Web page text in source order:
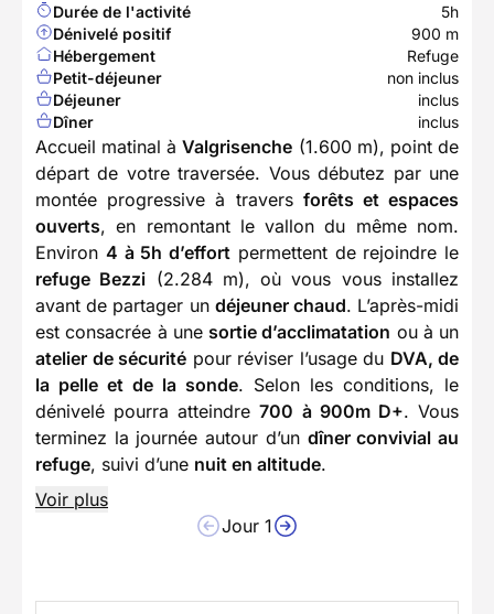
Durée de l'activité
5h
Dénivelé positif
900 m
Hébergement
Refuge
Petit-déjeuner
non inclus
Déjeuner
inclus
Dîner
inclus
Accueil matinal àValgrisenche (1.600 m), point de
départ de votre traversée. Vous débutez par une
montée progressive à travers forêts et espaces
ouverts, en remontant le vallon du même nom.
Environ 4 à 5h d’effort permettent de rejoindre le
refuge Bezzi (2.284 m), où vous vous installez
avant de partager un déjeuner chaud. L’après-midi
est consacrée à une sortie d’acclimatation ou à un
atelier de sécurité pour réviser l’usage du DVA, de
la pelle et de la sonde. Selon les conditions, le
dénivelé pourra atteindre700 à 900m D+. Vous
terminez la journée autour d’un dîner convivial au
refuge, suivi d’une nuit en altitude.
Voir plus
Jour 1